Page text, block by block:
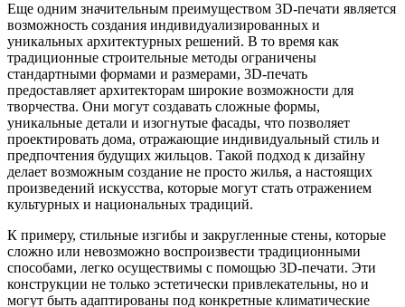
Еще одним значительным преимуществом 3D-печати является
возможность создания индивидуализированных и
уникальных архитектурных решений. В то время как
традиционные строительные методы ограничены
стандартными формами и размерами, 3D-печать
предоставляет архитекторам широкие возможности для
творчества. Они могут создавать сложные формы,
уникальные детали и изогнутые фасады, что позволяет
проектировать дома, отражающие индивидуальный стиль и
предпочтения будущих жильцов. Такой подход к дизайну
делает возможным создание не просто жилья, а настоящих
произведений искусства, которые могут стать отражением
культурных и национальных традиций.
К примеру, стильные изгибы и закругленные стены, которые
сложно или невозможно воспроизвести традиционными
способами, легко осуществимы с помощью 3D-печати. Эти
конструкции не только эстетически привлекательны, но и
могут быть адаптированы под конкретные климатические